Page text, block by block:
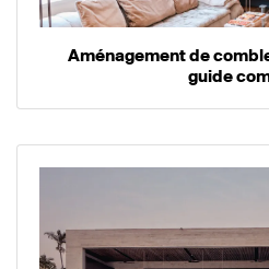
Aménagement de
guide